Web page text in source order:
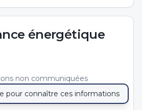
énergétique
non communiquées
pour connaître ces informations